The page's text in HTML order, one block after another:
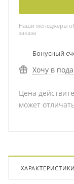
Наши менеджеры
заказа
Бонусный
Хочу в
Цена
может
ХАРАКТЕРИСТИКИ